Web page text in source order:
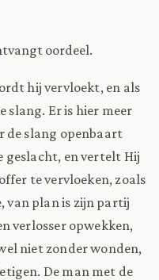
oordeel.
hij vervloekt, en als
slang. Er is hier meer
de slang openbaart
geslacht, en vertelt Hij
te vervloeken, zoals
van plan is zijn partij
verlosser opwekken,
niet zonder wonden,
De man met de